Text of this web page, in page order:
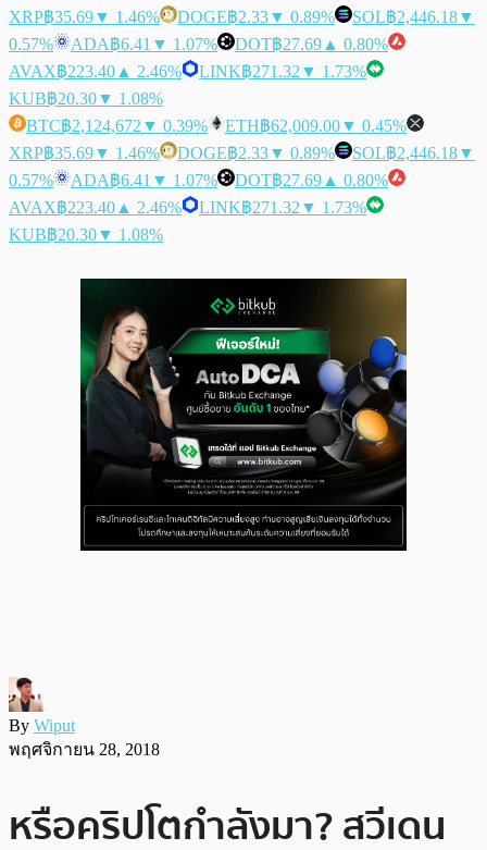
XRP฿35.69▼ 1.46% DOGE฿2.33▼ 0.89% SOL฿2,446.18▼
0.57%
ADA฿6.41 ▼ 1.07% DOT฿27.69 ▲ 0.80%
AVAX฿223.40 ▲ 2.46% LINK฿271.32 ▼ 1.73%
KUB฿20.30▼ 1.08%
BTC฿2,124,672 ▼ 0.39% ETH฿62,009.00▼ 0.45%
XRP฿35.69▼ 1.46% DOGE฿2.33▼ 0.89% SOL฿2,446.18▼
0.57%
ADA฿6.41 ▼ 1.07% DOT฿27.69 ▲ 0.80%
AVAX฿223.40 ▲ 2.46% LINK฿271.32 ▼ 1.73%
KUB฿20.30▼ 1.08%
By Wiput
พฤศจิกายน 28, 2018
หรือคริปโตกำลังมา? สวีเดน